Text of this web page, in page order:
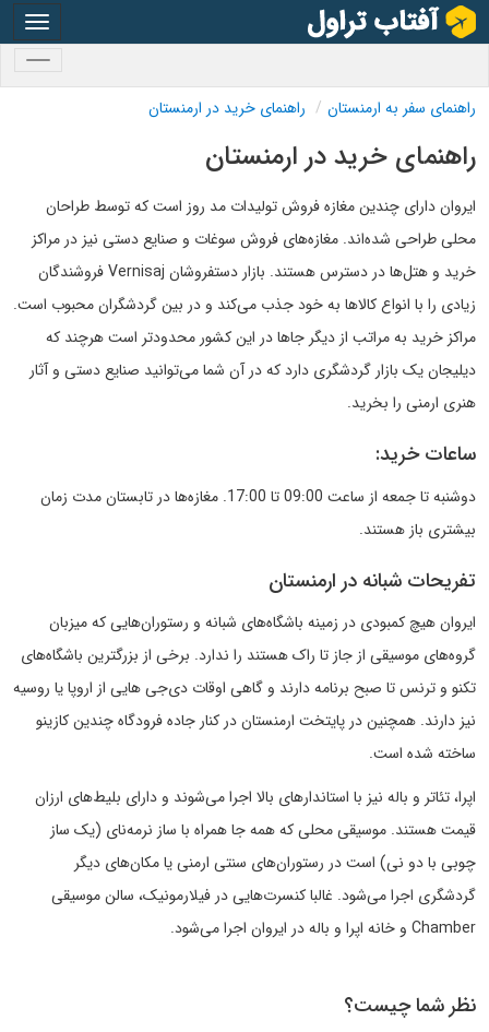
راهنمای سفر به ارمنستان راهنمای خرید در ارمنستان
راهنمای خرید در ارمنستان
ایروان دارای چندین مغازه فروش تولیدات مد روز است که توسط طراحان
محلی طراحی شده‌اند. مغازه‌های فروش سوغات و صنایع دستی نیز در مراکز
خرید و هتل‌ها در دسترس هستند. بازار دستفروشان Vernisaj فروشندگان
زیادی را با انواع کالاها به خود جذب می‌کند و در بین گردشگران محبوب است.
مراکز خرید به مراتب از دیگر جاها در این کشور محدودتر است هرچند که
دیلیجان یک بازار گردشگری دارد که در آن شما می‌توانید صنایع دستی و آثار
هنری ارمنی را بخرید.
ساعات خرید:
دوشنبه تا جمعه از ساعت 09:00 تا 17:00. مغازه‌ها در تابستان مدت زمان
بیشتری باز هستند.
تفریحات شبانه در ارمنستان
ایروان هیچ کمبودی در زمینه باشگاه‌های شبانه و رستوران‌هایی که میزبان
گروه‌های موسیقی از جاز تا راک هستند را ندارد. برخی از بزرگترین باشگاه‌های
تکنو و ترنس تا صبح برنامه دارند و گاهی اوقات دی‌جی هایی از اروپا یا روسیه
نیز دارند. همچنین در پایتخت ارمنستان در کنار جاده فرودگاه چندین کازینو
ساخته شده است.
اپرا، تئاتر و باله نیز با استاندارهای بالا اجرا می‌شوند و دارای بلیط‌های ارزان
قیمت هستند. موسیقی محلی که همه جا همراه با ساز نرمه‌نای (یک ساز
چوبی با دو نی) است در رستوران‌های سنتی ارمنی یا مکان‌های دیگر
گردشگری اجرا می‌شود. غالبا کنسرت‌هایی در فیلارمونیک، سالن موسیقی
Chamber و خانه اپرا و باله در ایروان اجرا می‌شود.
نظر شما چیست؟